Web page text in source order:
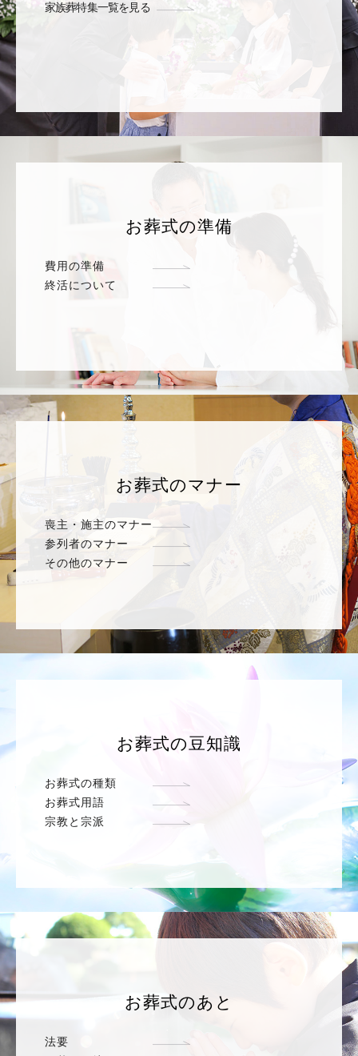
家族葬特集一覧を見る
お葬式の準備
費用の準備
終活について
お葬式のマナー
喪主・施主のマナー
参列者のマナー
その他のマナー
お葬式の豆知識
お葬式の種類
お葬式用語
宗教と宗派
お葬式のあと
法要